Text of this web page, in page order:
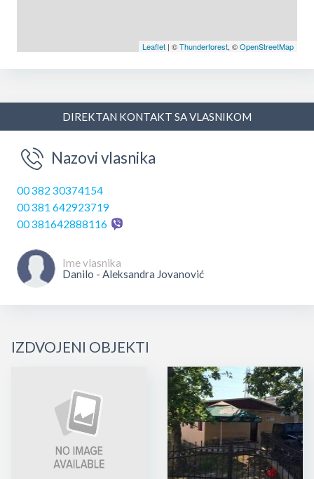
Leaflet | ©Thunderforest, ©OpenStreetMap
DIREKTAN KONTAKT SA VLASNIKOM
Nazovi vlasnika
00 382 30374154
00 381 642923719
00 381642888116
Ime vlasnika
Danilo - Aleksandra Jovanović
IZDVOJENI OBJEKTI